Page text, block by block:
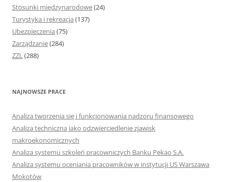
Stosunki międzynarodowe(24)
Turystyka i rekreacja (137)
Ubezpieczenia (75)
Zarządzanie(284)
ZZL(288)
NAJNOWSZE PRACE
Analiza tworzenia się i funkcjonowania nadzoru finansowego
Analiza techniczna jako odzwierciedlenie zjawisk
makroekonomicznych
Analiza systemu szkoleń pracowniczych Banku Pekao S.A.
Analiza systemu oceniania pracowników w instytucji US Warszawa
Mokotów